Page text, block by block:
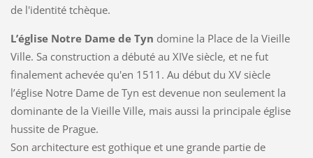
de l'identité tchèque.
L’église Notre Dame de Tyn domine la Place de la Vieille
Ville. Sa construction a débuté au XIVe siècle, et ne fut
finalement achevée qu'en 1511. Au début du XV siècle
l’église Notre Dame de Tyn est devenue non seulement la
dominante de la Vieille Ville, mais aussi la principale église
hussite de Prague.
Son architecture est gothique et une grande partie de